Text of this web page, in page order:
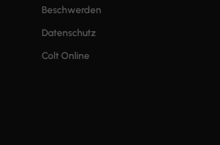
Beschwerden
Datenschutz
Colt Online